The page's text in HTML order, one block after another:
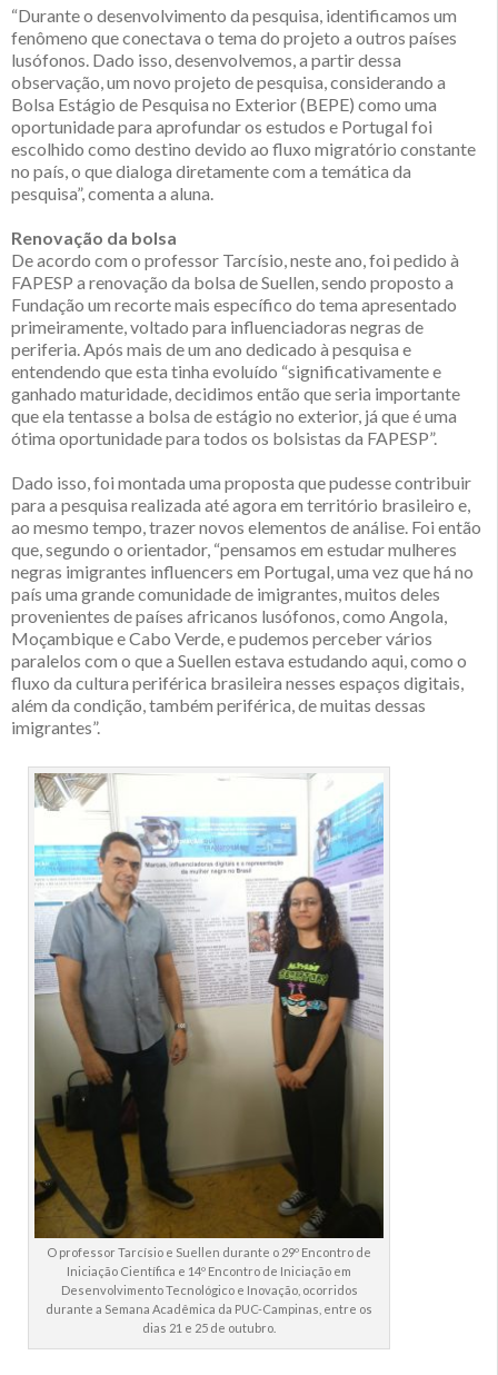
“Durante o desenvolvimento da pesquisa, identificamos um
fenômeno que conectava o tema do projeto a outros países
lusófonos. Dado isso, desenvolvemos, a partir dessa
observação, um novo projeto de pesquisa, considerando a
Bolsa Estágio de Pesquisa no Exterior (BEPE) como uma
oportunidade para aprofundar os estudos e Portugal foi
escolhido como destino devido ao fluxo migratório constante
no país, o que dialoga diretamente com a temática da
pesquisa”, comenta a aluna.
Renovação da bolsa
De acordo com o professor Tarcísio, neste ano, foi pedido à
FAPESP a renovação da bolsa de Suellen, sendo proposto a
Fundação um recorte mais específico do tema apresentado
primeiramente, voltado para influenciadoras negras de
periferia. Após mais de um ano dedicado à pesquisa e
entendendo que esta tinha evoluído “significativamente e
ganhado maturidade, decidimos então que seria importante
que ela tentasse a bolsa de estágio no exterior, já que é uma
ótima oportunidade para todos os bolsistas da FAPESP”.
Dado isso, foi montada uma proposta que pudesse contribuir
para a pesquisa realizada até agora em território brasileiro e,
ao mesmo tempo, trazer novos elementos de análise. Foi então
que, segundo o orientador, “pensamos em estudar mulheres
negras imigrantes influencers em Portugal, uma vez que há no
país uma grande comunidade de imigrantes, muitos deles
provenientes de países africanos lusófonos, como Angola,
Moçambique e Cabo Verde, e pudemos perceber vários
paralelos com o que a Suellen estava estudando aqui, como o
fluxo da cultura periférica brasileira nesses espaços digitais,
além da condição, também periférica, de muitas dessas
imigrantes”.
O professor Tarcísio e Suellen durante o 29º Encontro de
Iniciação Científica e 14º Encontro de Iniciação em
Desenvolvimento Tecnológico e Inovação, ocorridos
durante a Semana Acadêmica da PUC-Campinas, entre os
dias 21 e 25 de outubro.